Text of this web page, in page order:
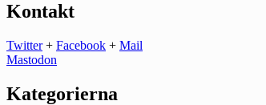
Kontakt
Twitter+ Facebook + Mail
Mastodon
Kategorierna